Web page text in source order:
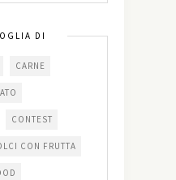
DI
CARNE
CONTEST
CON FRUTTA